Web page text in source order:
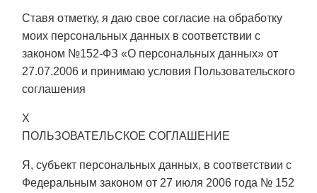
Ставя отметку, я даю свое согласие на обработку
моих персональных данных в соответствии с
законом №152-ФЗ «О персональных данных» от
27.07.2006 и принимаю условия Пользовательского
соглашения
X
ПОЛЬЗОВАТЕЛЬСКОЕ СОГЛАШЕНИЕ
Я, субъект персональных данных, в соответствии с
Федеральным законом от 27 июля 2006 года № 152